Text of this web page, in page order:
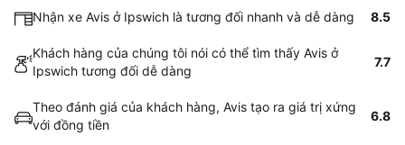
Nhận xe Avis ở Ipswich là tương đối nhanh và dễ dàng 8.5
Khách hàng của chúng tôi nói có thể tìm thấy Avis ở
Ipswich tương đối dễ dàng
7.7
Theo đánh giá của khách hàng, Avis tạo ra giá trị xứng
với đồng tiền
6.8